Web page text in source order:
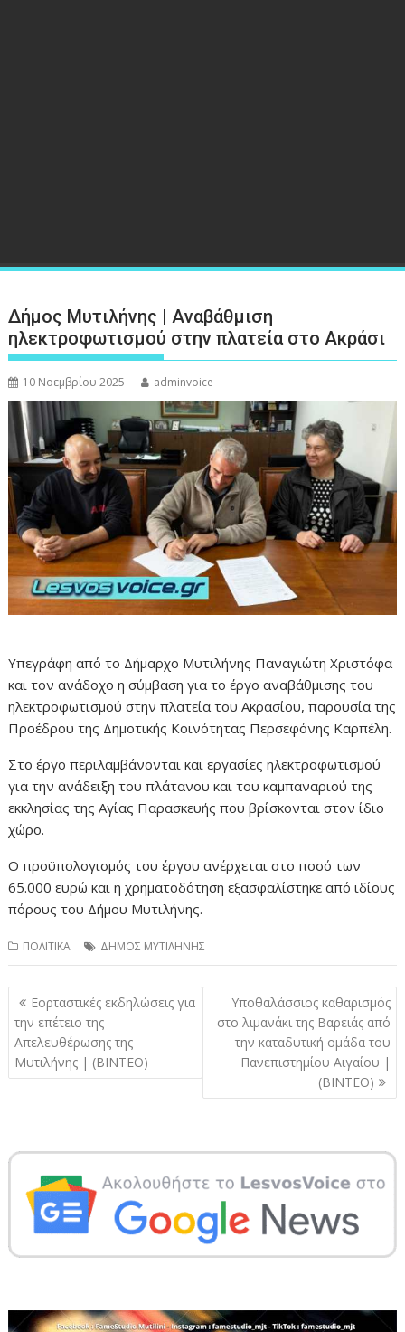
Δήμος Μυτιλήνης | Αναβάθμιση
ηλεκτροφωτισμού στην πλατεία στο Ακράσι
10 Νοεμβρίου 2025 adminvoice
Υπεγράφη από το Δήμαρχο Μυτιλήνης Παναγιώτη Χριστόφα
και τον ανάδοχο η σύμβαση για τo έργο αναβάθμισης του
ηλεκτροφωτισμού στην πλατεία του Ακρασίου, παρουσία της
Προέδρου της Δημοτικής Κοινότητας Περσεφόνης Καρπέλη.
Στο έργο περιλαμβάνονται και εργασίες ηλεκτροφωτισμού
για την ανάδειξη του πλάτανου και του καμπαναριού της
εκκλησίας της Αγίας Παρασκευής που βρίσκονται στον ίδιο
χώρο.
Ο προϋπολογισμός του έργου ανέρχεται στο ποσό των
65.000 ευρώ και η χρηματοδότηση εξασφαλίστηκε από ιδίους
πόρους του Δήμου Μυτιλήνης.
ΠΟΛΙΤΙΚΑ ΔΗΜΟΣ ΜΥΤΙΛΗΝΗΣ
Πλοήγηση
άρθρων
Εορταστικές εκδηλώσεις για
την επέτειο της
Απελευθέρωσης της
Μυτιλήνης | (ΒΙΝΤΕΟ)
Υποθαλάσσιος καθαρισμός
στο λιμανάκι της Βαρειάς από
την καταδυτική ομάδα του
Πανεπιστημίου Αιγαίου |
(ΒΙΝΤΕΟ)